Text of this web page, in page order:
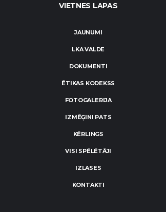
VIETNES LAPAS
JAUNUMI
LKA VALDE
DOKUMENTI
ĒTIKAS KODEKSS
FOTOGALERIJA
IZMĒĢINI PATS
KĒRLINGS
VISI SPĒLĒTĀJI
IZLASES
KONTAKTI